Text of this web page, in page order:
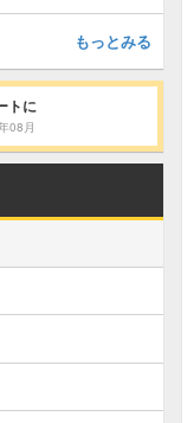
もっとみる
トに
08月